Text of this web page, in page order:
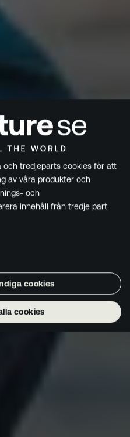
och tredjeparts cookies för att
av våra produkter och
och
innehåll från tredje part.
cookies
cookies